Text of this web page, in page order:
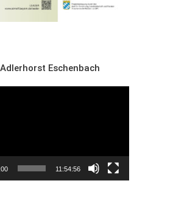
Eschenbach
11:54:56